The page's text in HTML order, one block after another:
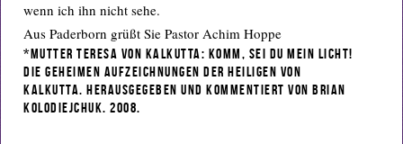
wenn ich ihn nicht sehe.
Aus Paderborn grüßt Sie Pastor Achim Hoppe
*Mutter Teresa von Kalkutta: Komm, sei du mein Licht!
Die geheimen Aufzeichnungen der Heiligen von
Kalkutta. Herausgegeben und kommentiert von Brian
Kolodiejchuk. 2008.